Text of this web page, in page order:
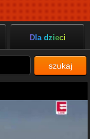
Dla dzieci
szukaj